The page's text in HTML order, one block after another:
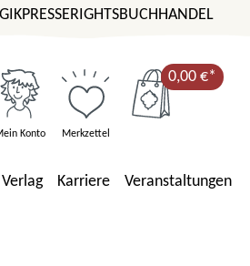
PRESSERIGHTSBUCHHANDEL
Konto Merkzettel
0,00 €*
Verlag Karriere Veranstaltungen